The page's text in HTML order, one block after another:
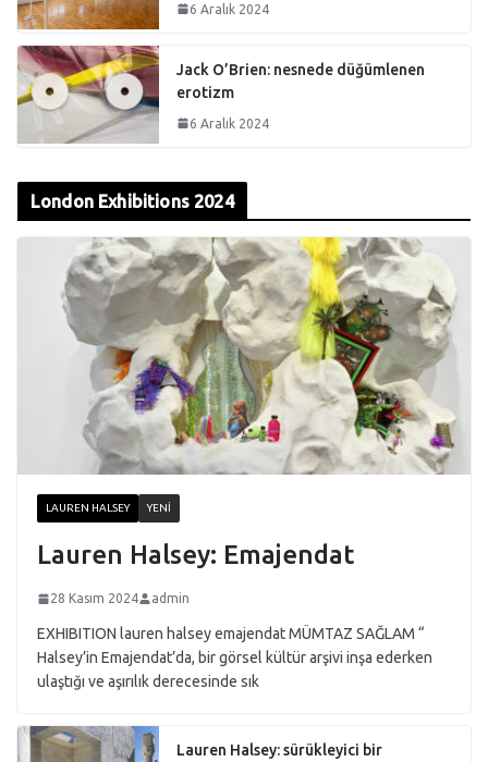
6 Aralık 2024
Jack O’Brien: nesnede düğümlenen
erotizm
6 Aralık 2024
London Exhibitions 2024
LAUREN HALSEY YENI
Lauren Halsey: Emajendat
28 Kasım 2024 admin
EXHIBITION lauren halsey emajendat MÜMTAZ SAĞLAM “
Halsey’in Emajendat’da, bir görsel kültür arşivi inşa ederken
ulaştığı ve aşırılık derecesinde sık
Lauren Halsey: sürükleyici bir